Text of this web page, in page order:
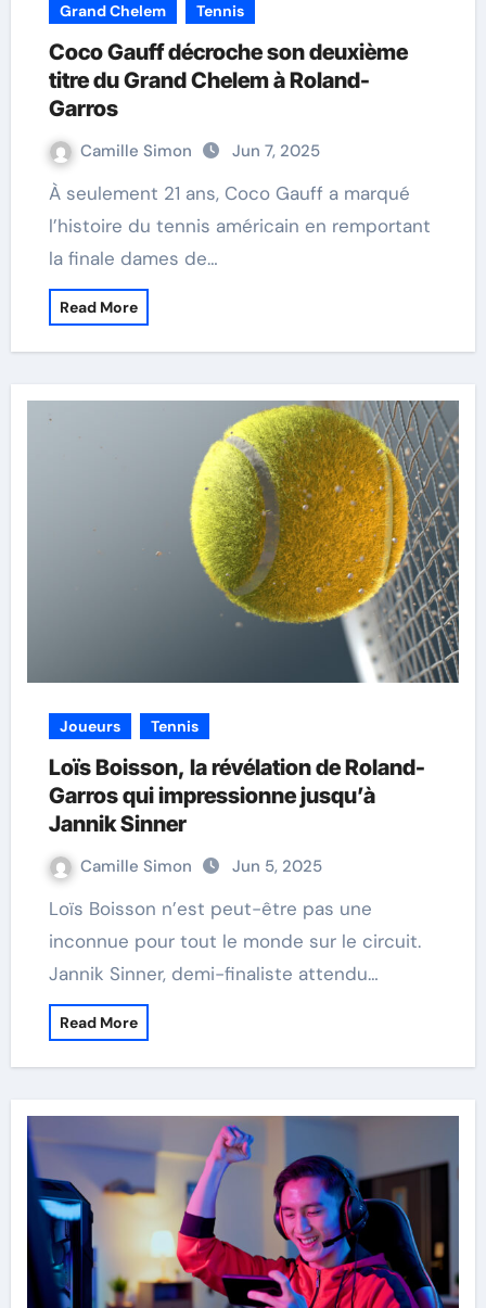
Grand Chelem Tennis
Coco Gauff décroche son deuxième
titre du Grand Chelem à Roland-
Garros
Camille Simon Jun 7, 2025
À seulement 21 ans, Coco Gauff a marqué
l’histoire du tennis américain en remportant
la finale dames de…
Read More
Joueurs Tennis
Loïs Boisson, la révélation de Roland-
Garros qui impressionne jusqu’à
Jannik Sinner
Camille Simon Jun 5, 2025
Loïs Boisson n’est peut-être pas une
inconnue pour tout le monde sur le circuit.
Jannik Sinner, demi-finaliste attendu…
Read More